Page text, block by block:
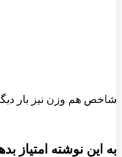
شاخص هم وزن نیز بار دیگر کانال یک میلیون و ۲۰۰ هزار واحد را پس گرفت.
به این نوشته امتیاز